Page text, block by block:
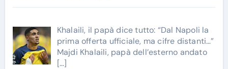
Khalaili, il papà dice tutto: “Dal Napoli la
prima offerta ufficiale, ma cifre distanti…”
Majdi Khalaili, papà dell’esterno andato
[…]